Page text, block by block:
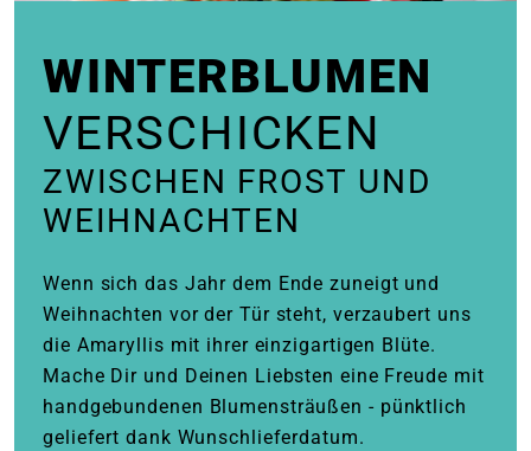
WINTERBLUMEN
VERSCHICKEN
ZWISCHEN FROST UND
WEIHNACHTEN
Wenn sich das Jahr dem Ende zuneigt und
Weihnachten vor der Tür steht, verzaubert uns
die Amaryllis mit ihrer einzigartigen Blüte.
Mache Dir und Deinen Liebsten eine Freude mit
handgebundenen Blumensträußen - pünktlich
geliefert dank Wunschlieferdatum.